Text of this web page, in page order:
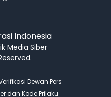
Indonesia
Media Siber
Dewan Pers
dan Kode Prilaku